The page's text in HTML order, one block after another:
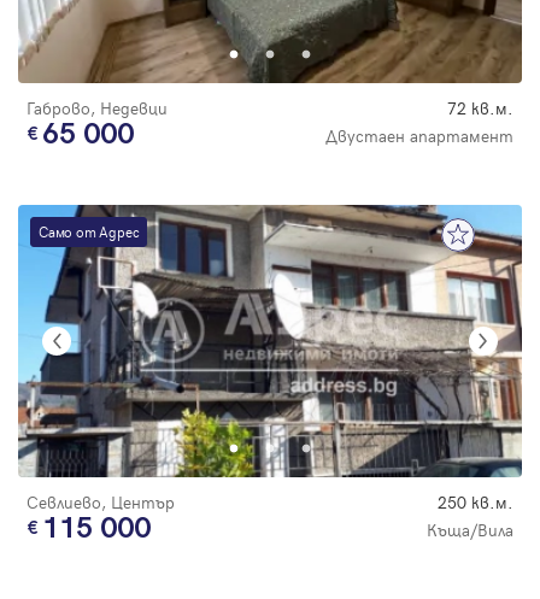
Габрово, Недевци 72 кв.м.
65 000 Двустаен апартамент
Само от Адрес
Севлиево, Център 250 кв.м.
115 000 Къща/Вила
Парола
Забравена парола
Регистрация